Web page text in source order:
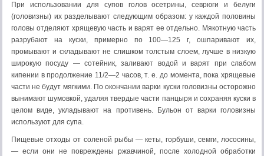
При использовании для супов голов осетрины, севрюги и белуги
(головизны) их разделывают следующим образом: у каждой половины
головы отделяют хрящевую часть и варят ее отдельно. Мякотную часть
разрубают на куски, примерно по 100—125 г, ошпаривают их,
промывают и складывают не слишком толстым слоем, лучше в низкую
широкую посуду — сотейник, заливают водой и варят при слабом
кипении в продолжение 11/2—2 часов, т. е. до момента, пока хрящевые
части не будут мягкими. По окончании варки куски головизны осторожно
вынимают шумовкой, удаляя твердые части панцыря и сохраняя куски в
целом виде, укладывают на противень. Бульон от варки головизны
используют для супа.
Пищевые отходы от соленой рыбы — кеты, горбуши, семги, лососины,
— если они не повреждены ржавчиной, после холодной обработки